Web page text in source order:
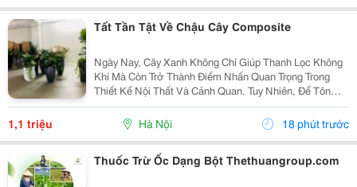
Tất Tần Tật Về Chậu Cây Composite
Ngày Nay, Cây Xanh Không Chỉ Giúp Thanh Lọc Không
Khí Mà Còn Trở Thành Điểm Nhấn Quan Trọng Trong
Thiết Kế Nội Thất Và Cảnh Quan. Tuy Nhiên, Để Tôn
Lên Vẻ Đẹp Của Cây Và Tạo Nên Một Tổng Thể Hài
Hòa, Việc Lựa Chọn Chậu Trồng Cây Phù Hợp Là Điều
Không...
1,1 triệu Hà Nội 18 phút trước
Thuốc Trừ Ốc Dạng Bột Thethuangroup.com